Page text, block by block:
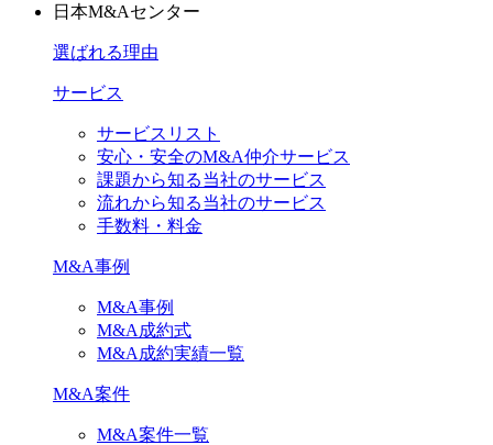
日本M&Aセンター
選ばれる理由
サービス
サービスリスト
安心・安全のM&A仲介サービス
課題から知る当社のサービス
流れから知る当社のサービス
手数料・料金
M&A事例
M&A事例
M&A成約式
M&A成約実績一覧
M&A案件
M&A案件一覧